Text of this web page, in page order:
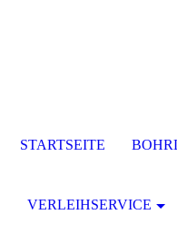
STARTSEITE
VERLEIHSERVICE